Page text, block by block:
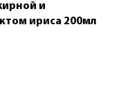
и
ириса 200мл